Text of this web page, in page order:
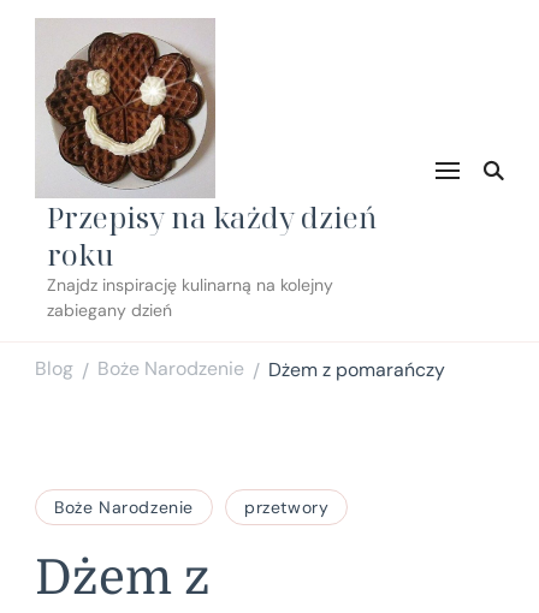
Przepisy na każdy dzień
roku
Znajdz inspirację kulinarną na kolejny
zabiegany dzień
Blog / Boże Narodzenie / Dżem z pomarańczy
Boże Narodzenie przetwory
Dżem z